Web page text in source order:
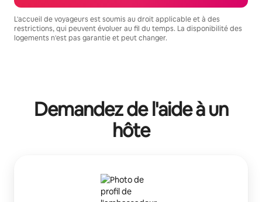
L'accueil de voyageurs est soumis au droit applicable et à des
restrictions, qui peuvent évoluer au fil du temps. La disponibilité des
logements n'est pas garantie et peut changer.
Demandez de l'aide à un
hôte